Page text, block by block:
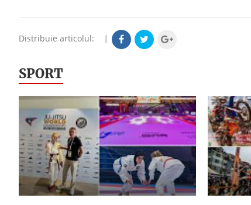
Distribuie articolul: |
SPORT